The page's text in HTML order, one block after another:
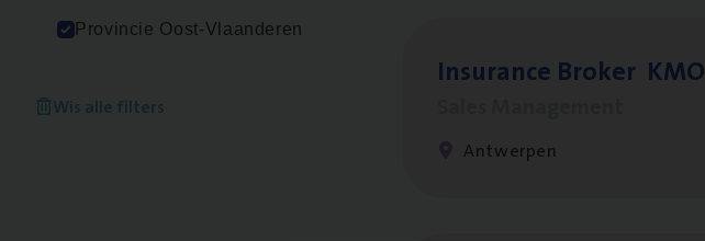
Provincie Oost-Vlaanderen
Wis alle filters
Insu­ran­ce Bro­ker KMO
Antwerpen